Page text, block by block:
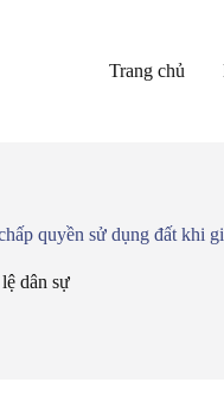
Trang chủ
quyền sử dụng đất khi
dân sự